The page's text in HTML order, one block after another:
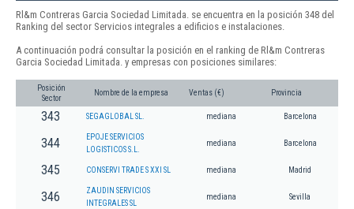
Rl&m Contreras Garcia Sociedad Limitada. se encuentra en la posición 348 del
Ranking del sector Servicios integrales a edificios e instalaciones.
A continuación podrá consultar la posición en el ranking de Rl&m Contreras
Garcia Sociedad Limitada. y empresas con posiciones similares:
Posición
Sector
Nombre de la empresa Ventas (€) Provincia
343 SEGAGLOBAL SL. mediana Barcelona
344
EPOJE SERVICIOS
LOGISTICOS S.L.
mediana Barcelona
345 CONSERVI TRADE S XXI SL mediana Madrid
346
ZAUDIN SERVICIOS
INTEGRALES SL
mediana Sevilla